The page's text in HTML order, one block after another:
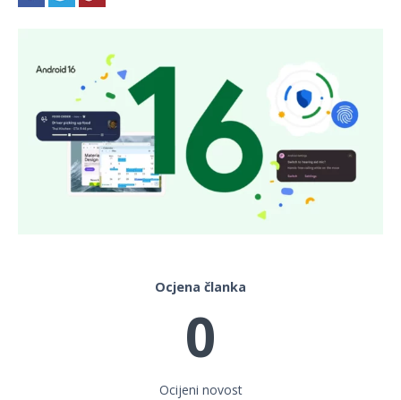
Ocjena članka
0
Ocijeni novost